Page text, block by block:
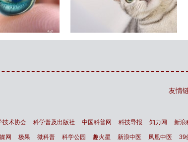
友情
技术协会 科学普及出版社 中国科普网 科技导报 知力网 新浪
网 极果 微科普 科学公园 趣火星 新浪中医 凤凰中医 39